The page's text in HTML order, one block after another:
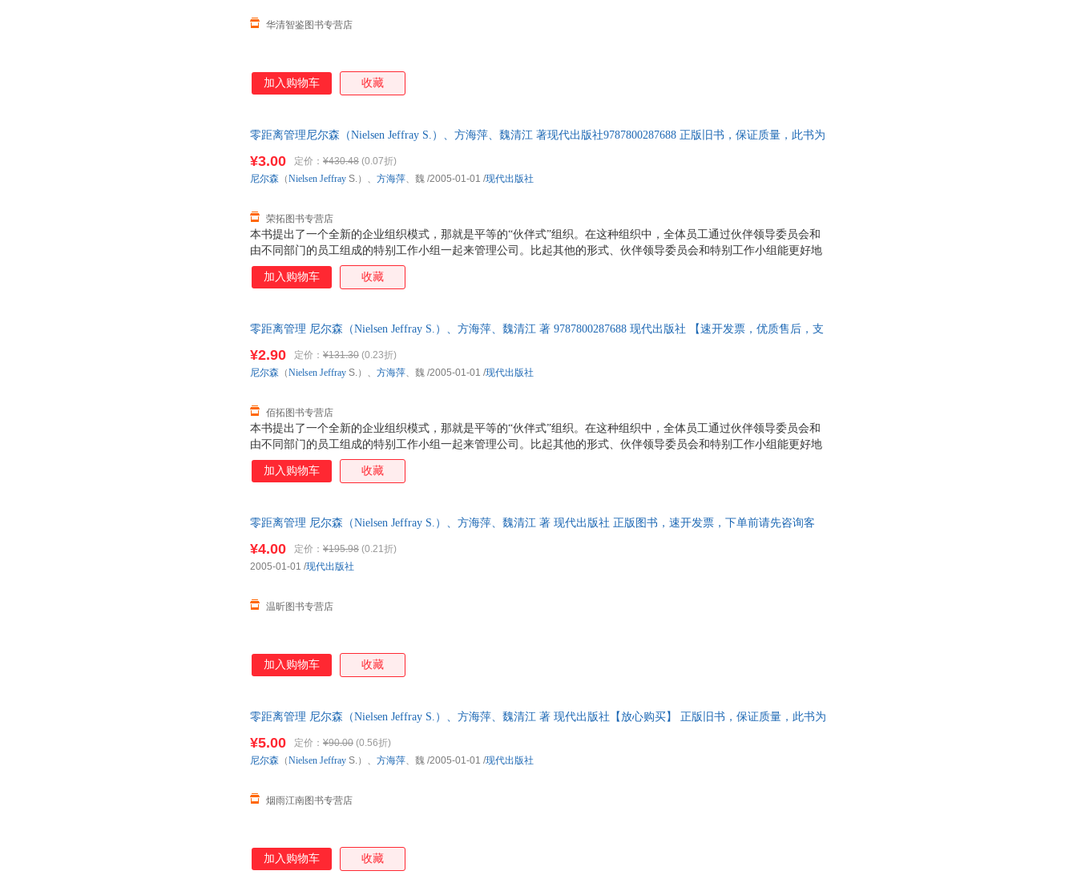
华清智鉴图书专营店
加入购物车 收藏
零距离管理尼尔森（Nielsen Jeffray S.）、方海萍、魏清江 著现代出版社9787800287688 正版旧书，保证质量，此书为
本书提出了一个全新的企业组织模式，那就是平等的“伙伴式”组织。在这种组织中，全体员工通过伙伴领导委员会和
由不同部门的员工组成的特别工作小组一起来管理公司。比起其他的形式、伙伴领导委员会和特别工作小组能更好地
根据该组织本身的能力和特点，根据顾客的需要来做出各种决策，而不是盲目根据各个不同职能机构或其他人为划分
的部门的需要来做出决策。在本书中，作者列举了许多真实的现代伙伴式组织的成功案例来进一步阐述他所提倡的“无
¥3.00 定价： ¥430.48 (0.07折)
荣拓图书专营店
尼尔森 （Nielsen Jeffray S.）、 方海萍、魏 /2005-01-01 /现代出版社
加入购物车 收藏
零距离管理 尼尔森（Nielsen Jeffray S.）、方海萍、魏清江 著 9787800287688 现代出版社 【速开发票，优质售后，支
本书提出了一个全新的企业组织模式，那就是平等的“伙伴式”组织。在这种组织中，全体员工通过伙伴领导委员会和
由不同部门的员工组成的特别工作小组一起来管理公司。比起其他的形式、伙伴领导委员会和特别工作小组能更好地
根据该组织本身的能力和特点，根据顾客的需要来做出各种决策，而不是盲目根据各个不同职能机构或其他人为划分
的部门的需要来做出决策。在本书中，作者列举了许多真实的现代伙伴式组织的成功案例来进一步阐述他所提倡的“无
¥2.90 定价： ¥131.30 (0.23折)
佰拓图书专营店
尼尔森 （Nielsen Jeffray S.）、 方海萍、魏 /2005-01-01 /现代出版社
加入购物车 收藏
零距离管理 尼尔森（Nielsen Jeffray S.）、方海萍、魏清江 著 现代出版社 正版图书，速开发票，下单前请先咨询客
¥4.00 定价： ¥195.98 (0.21折)
温昕图书专营店
2005-01-01 /现代出版社
加入购物车 收藏
零距离管理 尼尔森（Nielsen Jeffray S.）、方海萍、魏清江 著 现代出版社【放心购买】 正版旧书，保证质量，此书为
¥5.00 定价： ¥90.00 (0.56折)
烟雨江南图书专营店
尼尔森 （Nielsen Jeffray S.）、 方海萍、魏 /2005-01-01 /现代出版社
加入购物车 收藏